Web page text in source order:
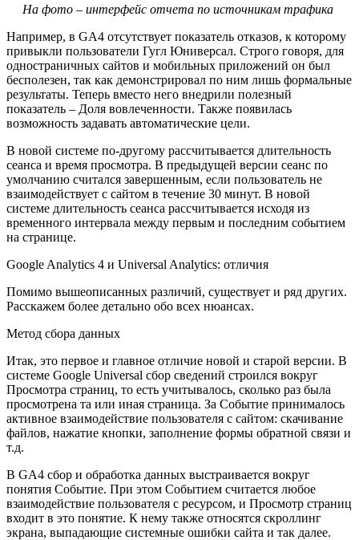
На фото – интерфейс отчета по источникам трафика
Например, в GA4 отсутствует показатель отказов, к которому
привыкли пользователи Гугл Юниверсал. Строго говоря, для
одностраничных сайтов и мобильных приложений он был
бесполезен, так как демонстрировал по ним лишь формальные
результаты. Теперь вместо него внедрили полезный
показатель – Доля вовлеченности. Также появилась
возможность задавать автоматические цели.
В новой системе по-другому рассчитывается длительность
сеанса и время просмотра. В предыдущей версии сеанс по
умолчанию считался завершенным, если пользователь не
взаимодействует с сайтом в течение 30 минут. В новой
системе длительность сеанса рассчитывается исходя из
временного интервала между первым и последним событием
на странице.
Google Analytics 4 и Universal Analytics: отличия
Помимо вышеописанных различий, существует и ряд других.
Расскажем более детально обо всех нюансах.
Метод сбора данных
Итак, это первое и главное отличие новой и старой версии. В
системе Google Universal сбор сведений строился вокруг
Просмотра страниц, то есть учитывалось, сколько раз была
просмотрена та или иная страница. За Событие принималось
активное взаимодействие пользователя с сайтом: скачивание
файлов, нажатие кнопки, заполнение формы обратной связи и
т.д.
В GA4 сбор и обработка данных выстраивается вокруг
понятия Событие. При этом Событием считается любое
взаимодействие пользователя с ресурсом, и Просмотр страниц
входит в это понятие. К нему также относятся скроллинг
экрана, выпадающие системные ошибки сайта и так далее.